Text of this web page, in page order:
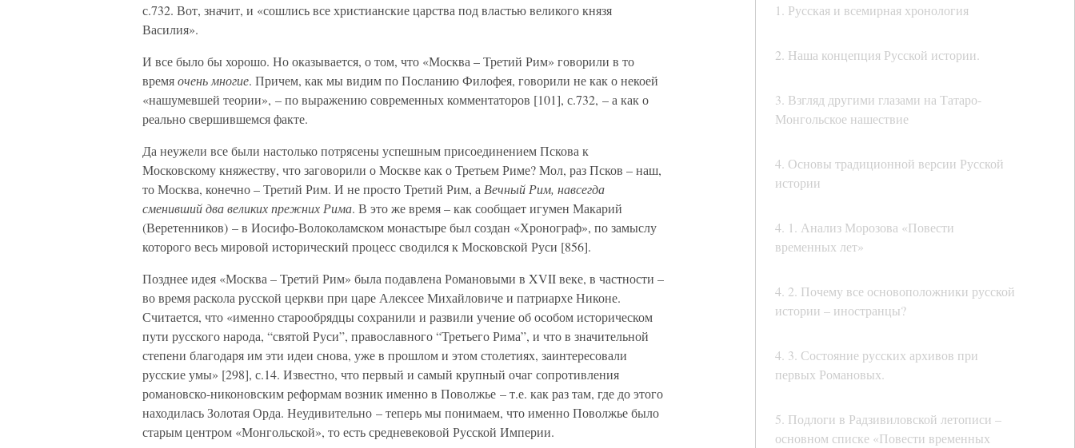
1. Русская и всемирная хронология
2. Наша концепция Русской истории.
3. Взгляд другими глазами на Татаро-
Монгольское нашествие
4. Основы традиционной версии Русской
истории
4. 1. Анализ Морозова «Повести
временных лет»
4. 2. Почему все основоположники русской
истории – иностранцы?
4. 3. Состояние русских архивов при
первых Романовых.
5. Подлоги в Радзивиловской летописи –
основном списке «Повести временных
с.732. Вот, значит, и «сошлись все христианские царства под властью великого князя
Василия».
И все было бы хорошо. Но оказывается, о том, что «Москва – Третий Рим» говорили в то
времяочень многие. Причем, как мы видим по Посланию Филофея, говорили не как о некоей
«нашумевшей теории», – по выражению современных комментаторов [101], с.732, – а как о
реально свершившемся факте.
Да неужели все были настолько потрясены успешным присоединением Пскова к
Московскому княжеству, что заговорили о Москве как о Третьем Риме? Мол, раз Псков – наш,
то Москва, конечно – Третий Рим. И не просто Третий Рим, а Вечный Рим, навсегда
сменивший два великих прежних Рима. В это же время – как сообщает игумен Макарий
(Веретенников) – в Иосифо-Волоколамском монастыре был создан «Хронограф», по замыслу
которого весь мировой исторический процесс сводился к Московской Руси [856].
Позднее идея «Москва – Третий Рим» была подавлена Романовыми в XVII веке, в частности –
во время раскола русской церкви при царе Алексее Михайловиче и патриархе Никоне.
Считается, что «именно старообрядцы сохранили и развили учение об особом историческом
пути русского народа, “святой Руси”, православного “Третьего Рима”, и что в значительной
степени благодаря им эти идеи снова, уже в прошлом и этом столетиях, заинтересовали
русские умы» [298], с.14. Известно, что первый и самый крупный очаг сопротивления
романовско-никоновским реформам возник именно в Поволжье – т.е. как раз там, где до этого
находилась Золотая Орда. Неудивительно – теперь мы понимаем, что именно Поволжье было
старым центром «Монгольской», то есть средневековой Русской Империи.